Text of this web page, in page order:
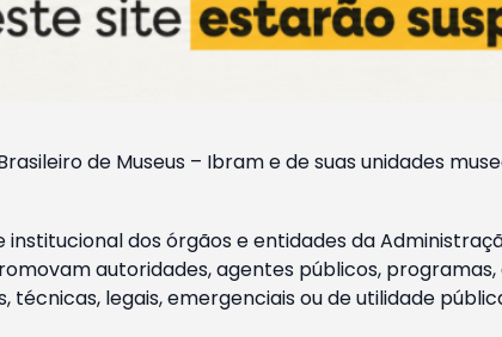
de Museus – Ibram e de suas unidades
dos órgãos e entidades da
autoridades, agentes públicos,
legais, emergenciais ou de utilidade